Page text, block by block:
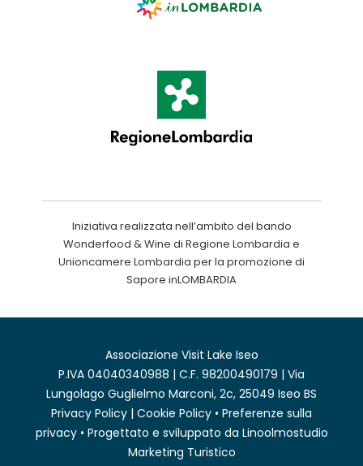
Iniziativa realizzata nell’ambito del bando
Wonderfood & Wine di Regione Lombardia e
Unioncamere Lombardia per la promozione di
Sapore inLOMBARDIA
Associazione Visit Lake Iseo
P.IVA 04040340988 | C.F. 98200490179 | Via
Lungolago Guglielmo Marconi, 2c, 25049 Iseo BS
Privacy Policy | Cookie Policy • Preferenze sulla
privacy• Progettato e sviluppato da Linoolmostudio
Marketing Turistico